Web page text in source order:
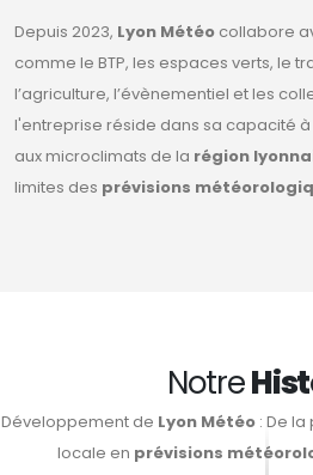
Depuis 2023, Lyon Météo collabore
comme le BTP, les espaces verts, le
l’agriculture, l’évènementiel et les
l'entreprise réside dans sa capacité à
aux microclimats de la région
limites des prévisions
Notre
Développement de Lyon Météo: De la
locale en prévisions